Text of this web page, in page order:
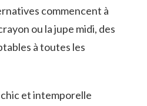
commencent à
ou la jupe midi, des
à toutes les
et intemporelle